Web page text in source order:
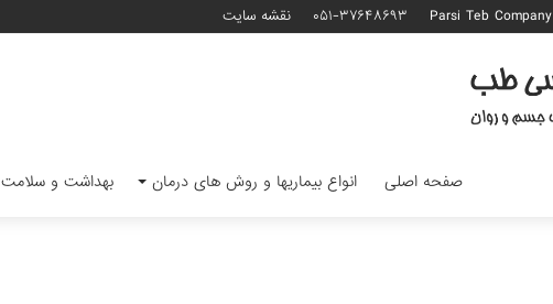
Parsi Teb Company ۰۵۱-۳۷۶۴۸۶۹۳ نقشه سایت
صفحه اصلی انواع بیماریها و روش های درمان بهداشت و سلامت